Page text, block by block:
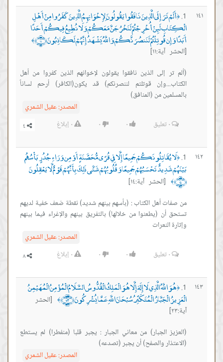
١٤١ ﴿أَلَمْ تَرَ إِلَى الَّذِينَ نَافَقُوا يَقُولُونَ لِإِخْوَانِهِمُ الَّذِينَ كَفَرُوا مِنْ أَهْلِ
الْكِتَابِ لَئِنْ أُخْرِجْتُمْ لَنَخْرُجَنَّ مَعَكُمْ وَلَا نُطِيعُ فِيكُمْ أَحَدًا
أَبَدًا وَإِن قُوتِلْتُمْ لَنَنصُرَنَّكُمْ وَاللَّهُ يَشْهَدُ إِنَّهُمْ لَكَاذِبُونَ ﴿١١﴾ ﴾
[الحشر آية:١١]
(ألم تر إلى الذين نافقوا يقولون لإخوانهم الذين كفروا من أهل
الكتاب...وإن قوتلتم لننصرنكم) قد يكون(الكافر) أرحم لساناً
بالمسلمين من (المنافق)
المصدر:عقيل الشمري
٠تعليق ٠ ٠ ٠ إبلاغ
١٤٢ ﴿لَا يُقَاتِلُونَكُمْ جَمِيعًا إِلَّا فِي قُرًى مُّحَصَّنَةٍ أَوْ مِن وَرَاءِ جُدُرٍ بَأْسُهُم
بَيْنَهُمْ شَدِيدٌ تَحْسَبُهُمْ جَمِيعًا وَقُلُوبُهُمْ شَتَّى ذَلِكَ بِأَنَّهُمْ قَوْمٌ لَّا يَعْقِلُونَ
﴿١٤﴾ ﴾
[الحشر آية:١٤]
من صفات أهل الكتاب : (بأسهم بينهم شديد) نقطة ضعف خفية لديهم
تستحق أن (يطعنوا من خلالها) بالتفريق بينهم والإغراء فيما بينهم
وإثارة النعرات
المصدر:عقيل الشمري
٠تعليق ٠ ٠ ٠ إبلاغ
١٤٣ ﴿هُوَ اللَّهُ الَّذِي لَا إِلَهَ إِلَّا هُوَ الْمَلِكُ الْقُدُّوسُ السَّلَامُ الْمُؤْمِنُ الْمُهَيْمِنُ
الْعَزِيزُ الْجَبَّارُ الْمُتَكَبِّرُ سُبْحَانَ اللَّهِ عَمَّا يُشْرِكُونَ ﴿٢٣﴾ ﴾
[الحشر
آية:٢٣]
(العزيز الجبار) من معاني الجبار : يجبر قلبا (منفطرا) لم يستطع
(اﻻعتذار والصفح) أن يجبر (تصدعه)
المصدر:عقيل الشمري